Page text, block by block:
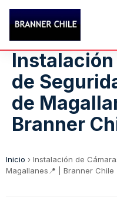
de
de
Branner
Inicio › Instalación de
Magallanes📍 | Branner Chile